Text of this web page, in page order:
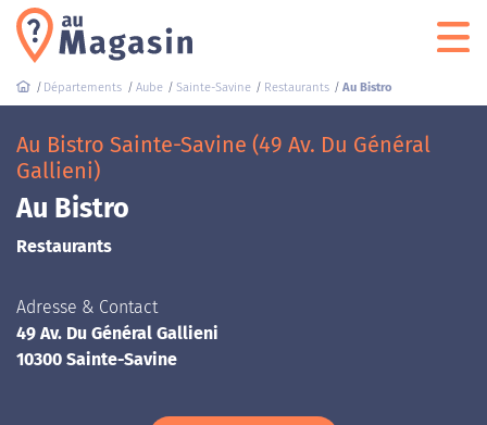
Départements Aube Sainte-Savine Restaurants Au Bistro
Au Bistro Sainte-Savine (49 Av. Du Général
Gallieni)
Au Bistro
Restaurants
Adresse & Contact
49 Av. Du Général Gallieni
10300 Sainte-Savine